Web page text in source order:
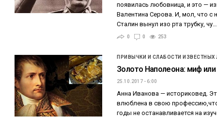
появилась любовница, и это —
Валентина Серова. И, мол, что с
Сталин вынул изо рта трубку, чу…
0 0 253
ПРИВЫЧКИ И СЛАБОСТИ
Золото Наполеона: миф или
25.10.2017 - 6:00
Анна Иванова — историковед.
влюблена в свою
годы не останавливается на